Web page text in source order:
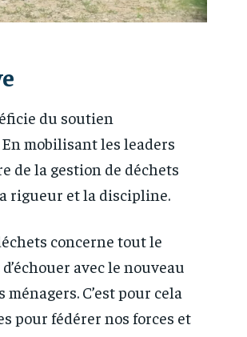
du soutien
mobilisant les leaders
de la gestion de déchets
rigueur et la discipline.
concerne tout le
avec le nouveau
C’est pour cela
pour fédérer nos forces et